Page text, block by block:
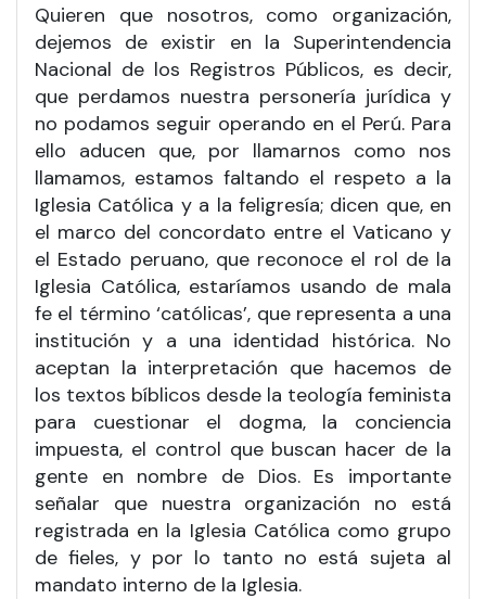
Quieren que nosotros, como organización,
dejemos de existir en la Superintendencia
Nacional de los Registros Públicos, es decir,
que perdamos nuestra personería jurídica y
no podamos seguir operando en el Perú. Para
ello aducen que, por llamarnos como nos
llamamos, estamos faltando el respeto a la
Iglesia Católica y a la feligresía; dicen que, en
el marco del concordato entre el Vaticano y
el Estado peruano, que reconoce el rol de la
Iglesia Católica, estaríamos usando de mala
fe el término ‘católicas’, que representa a una
institución y a una identidad histórica. No
aceptan la interpretación que hacemos de
los textos bíblicos desde la teología feminista
para cuestionar el dogma, la conciencia
impuesta, el control que buscan hacer de la
gente en nombre de Dios. Es importante
señalar que nuestra organización no está
registrada en la Iglesia Católica como grupo
de fieles, y por lo tanto no está sujeta al
mandato interno de la Iglesia.